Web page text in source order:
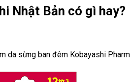
Nhật Bản có gì hay?
da sừng ban đêm Kobayashi